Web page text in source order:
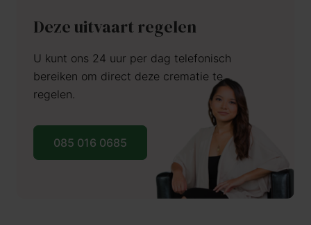
Deze uitvaart regelen
U kunt ons 24 uur per dag telefonisch
bereiken om direct deze crematie te
regelen.
085 016 0685